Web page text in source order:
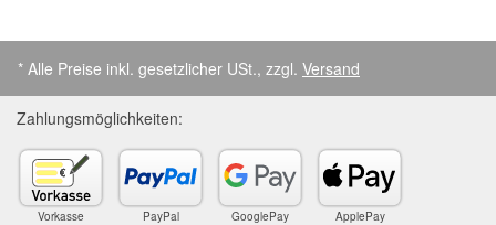
* Alle Preise inkl. gesetzlicher USt., zzgl. Versand
Zahlungsmöglichkeiten:
Vorkasse PayPal GooglePay ApplePay